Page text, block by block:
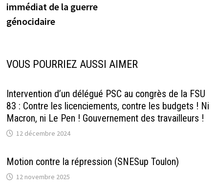
immédiat de la guerre
génocidaire
VOUS POURRIEZ AUSSI AIMER
Intervention d’un délégué PSC au congrès de la FSU
83 : Contre les licenciements, contre les budgets ! Ni
Macron, ni Le Pen ! Gouvernement des travailleurs !
12 décembre 2024
Motion contre la répression (SNESup Toulon)
12 novembre 2025